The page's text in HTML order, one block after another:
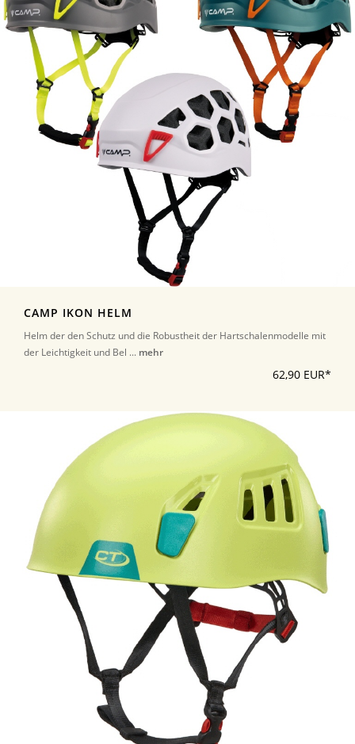
CAMP IKON HELM
Helm der den Schutz und die Robustheit der Hartschalenmodelle mit
der Leichtigkeit und Bel ... mehr
62,90 EUR*